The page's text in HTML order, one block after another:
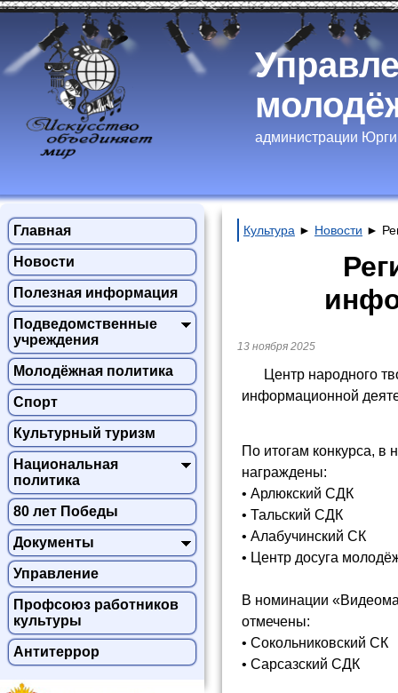
администрации
Главная
Новости
Полезная информация
Подведомственные
учреждения
Молодёжная политика
Спорт
Культурный туризм
Национальная
политика
80 лет Победы
Документы
Управление
Профсоюз работников
культуры
Антитеррор
Культура ► Новости ►
13 ноября 2025
Центр народного
информационной
По итогам конкурса, в
награждены:
• Арлюкский СДК
• Тальский СДК
• Алабучинский СК
• Центр досуга
В номинации
отмечены:
• Сокольниковский СК
• Сарсазский СДК